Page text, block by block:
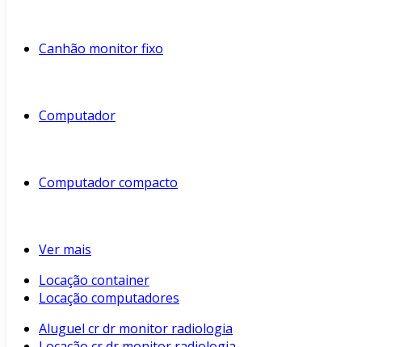
Canhão monitor fixo
Computador
Computador compacto
Ver mais
Locação container
Locação computadores
Aluguel cr dr monitor radiologia